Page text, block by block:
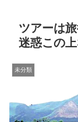
ツアーは
迷惑この
未分類